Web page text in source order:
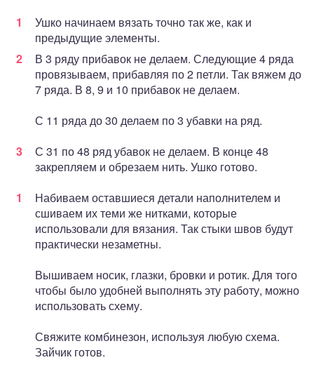
Ушко начинаем вязать точно так же, как и
предыдущие элементы.
В 3 ряду прибавок не делаем. Следующие 4 ряда
провязываем, прибавляя по 2 петли. Так вяжем до
7 ряда. В 8, 9 и 10 прибавок не делаем.
С 11 ряда до 30 делаем по 3 убавки на ряд.
С 31 по 48 ряд убавок не делаем. В конце 48
закрепляем и обрезаем нить. Ушко готово.
Набиваем оставшиеся детали наполнителем и
сшиваем их теми же нитками, которые
использовали для вязания. Так стыки швов будут
практически незаметны.
Вышиваем носик, глазки, бровки и ротик. Для того
чтобы было удобней выполнять эту работу, можно
использовать схему.
Свяжите комбинезон, используя любую схема.
Зайчик готов.